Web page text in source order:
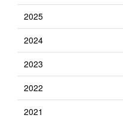
2025
2024
2023
2022
2021